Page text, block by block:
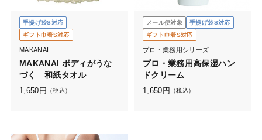
手提げ袋S対応
ギフト巾着S対応
MAKANAI
MAKANAI ボディがうな
づく 和紙タオル
1,650 円 （税込）
メール便対象
手提げ袋S対応
ギフト巾着S対応
プロ・業務用シリーズ
プロ・業務用高保湿ハン
ドクリーム
1,650 円 （税込）